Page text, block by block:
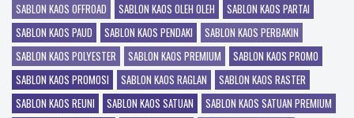
SABLON KAOS OFFROAD
SABLON KAOS OLEH OLEH
SABLON KAOS PARTAI
SABLON KAOS PAUD
SABLON KAOS PENDAKI
SABLON KAOS PERBAKIN
SABLON KAOS POLYESTER
SABLON KAOS PREMIUM
SABLON KAOS PROMO
SABLON KAOS PROMOSI
SABLON KAOS RAGLAN
SABLON KAOS RASTER
SABLON KAOS REUNI
SABLON KAOS SATUAN
SABLON KAOS SATUAN PREMIUM